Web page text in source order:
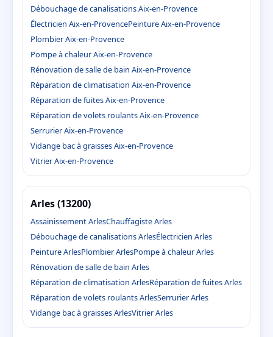
Débouchage de canalisations Aix-en-Provence
Électricien Aix-en-ProvencePeinture Aix-en-Provence
Plombier Aix-en-Provence
Pompe à chaleur Aix-en-Provence
Rénovation de salle de bain Aix-en-Provence
Réparation de climatisation Aix-en-Provence
Réparation de fuites Aix-en-Provence
Réparation de volets roulants Aix-en-Provence
Serrurier Aix-en-Provence
Vidange bac à graisses Aix-en-Provence
Vitrier Aix-en-Provence
Arles (13200)
Assainissement ArlesChauffagiste Arles
Débouchage de canalisations ArlesÉlectricien Arles
Peinture ArlesPlombier ArlesPompe à chaleur Arles
Rénovation de salle de bain Arles
Réparation de climatisation ArlesRéparation de fuites Arles
Réparation de volets roulants ArlesSerrurier Arles
Vidange bac à graisses ArlesVitrier Arles